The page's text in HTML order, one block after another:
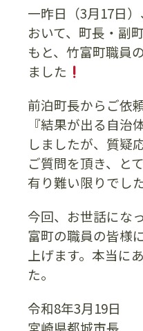
一昨日（3月17日
おいて、町長・副
もと、竹富町職員
ました
前泊町長からご依
『結果が出る自治
しましたが、質疑
ご質問を頂き、と
有り難い限りでした
今回、お世話にな
富町の職員の皆様
上げます。本当に
た。
令和8年3月19日
宮崎県都城市長